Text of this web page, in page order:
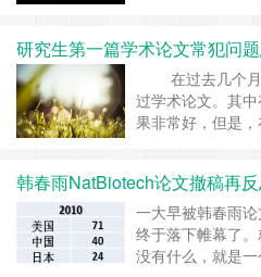
就没了。”有人认
教师队伍一分子
在理。老文前不
和怀旧，也招……
研究生第一篇学术论文常犯问
在过去几个月
过学术论文。其
果非常好，但是
摘要与结论几乎重
中最常出现的事
摘……继续阅读 »
韩春雨NatBiotech论文撤稿再
一大早被韩春雨
终于落下帷幕了
没有什么，就是